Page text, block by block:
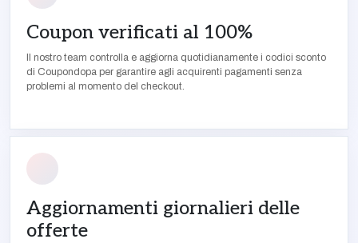
Coupon verificati al 100%
Il nostro team controlla e aggiorna quotidianamente i codici sconto
di Coupondopa per garantire agli acquirenti pagamenti senza
problemi al momento del checkout.
Aggiornamenti giornalieri delle
offerte